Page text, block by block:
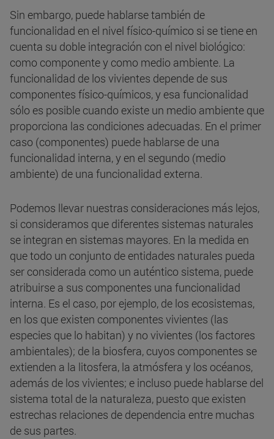
Sin embargo, puede hablarse también de
funcionalidad en el nivel físico-químico si se tiene en
cuenta su doble integración con el nivel biológico:
como componente y como medio ambiente. La
funcionalidad de los vivientes depende de sus
componentes físico-químicos, y esa funcionalidad
sólo es posible cuando existe un medio ambiente que
proporciona las condiciones adecuadas. En el primer
caso (componentes) puede hablarse de una
funcionalidad interna, y en el segundo (medio
ambiente) de una funcionalidad externa.
Podemos llevar nuestras consideraciones más lejos,
si consideramos que diferentes sistemas naturales
se integran en sistemas mayores. En la medida en
que todo un conjunto de entidades naturales pueda
ser considerada como un auténtico sistema, puede
atribuirse a sus componentes una funcionalidad
interna. Es el caso, por ejemplo, de los ecosistemas,
en los que existen componentes vivientes (las
especies que lo habitan) y no vivientes (los factores
ambientales); de la biosfera, cuyos componentes se
extienden a la litosfera, la atmósfera y los océanos,
además de los vivientes; e incluso puede hablarse del
sistema total de la naturaleza, puesto que existen
estrechas relaciones de dependencia entre muchas
de sus partes.